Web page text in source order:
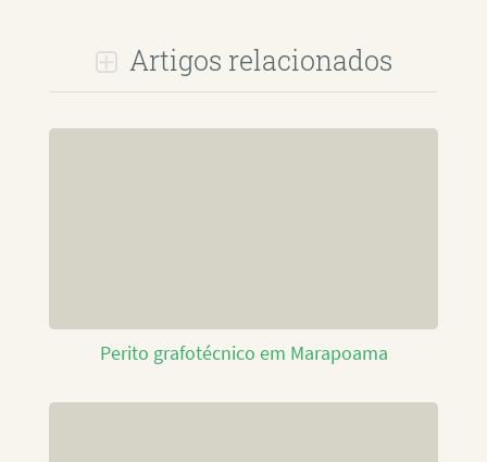
Artigos relacionados
Perito grafotécnico em Marapoama